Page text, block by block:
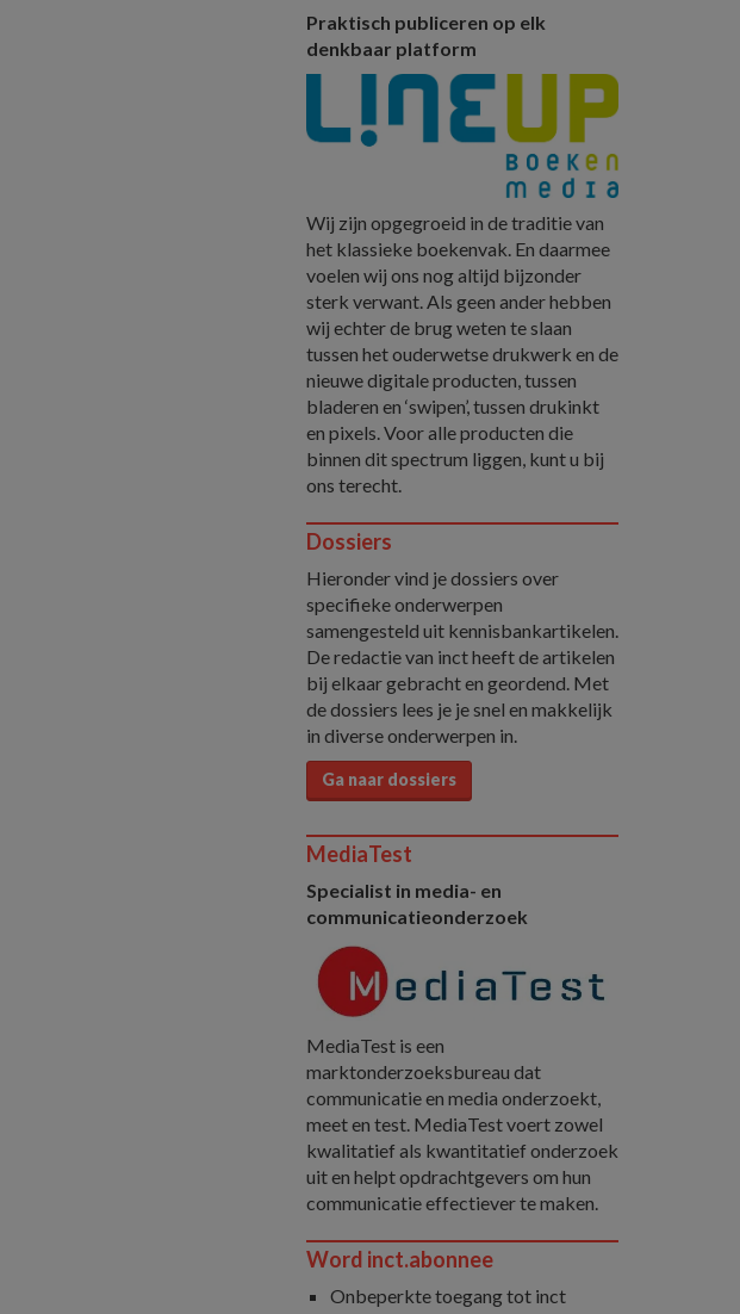
Praktisch publiceren op elk
denkbaar platform
Wij zijn opgegroeid in de traditie van
het klassieke boekenvak. En daarmee
voelen wij ons nog altijd bijzonder
sterk verwant. Als geen ander hebben
wij echter de brug weten te slaan
tussen het ouderwetse drukwerk en de
nieuwe digitale producten, tussen
bladeren en ‘swipen’, tussen drukinkt
en pixels. Voor alle producten die
binnen dit spectrum liggen, kunt u bij
ons terecht.
Dossiers
Hieronder vind je dossiers over
specifieke onderwerpen
samengesteld uit kennisbankartikelen.
De redactie van inct heeft de artikelen
bij elkaar gebracht en geordend. Met
de dossiers lees je je snel en makkelijk
in diverse onderwerpen in.
Ga naar dossiers
MediaTest
Specialist in media- en
communicatieonderzoek
MediaTest is een
marktonderzoeksbureau dat
communicatie en media onderzoekt,
meet en test. MediaTest voert zowel
kwalitatief als kwantitatief onderzoek
uit en helpt opdrachtgevers om hun
communicatie effectiever te maken.
Word inct.abonnee
Onbeperkte toegang tot inct